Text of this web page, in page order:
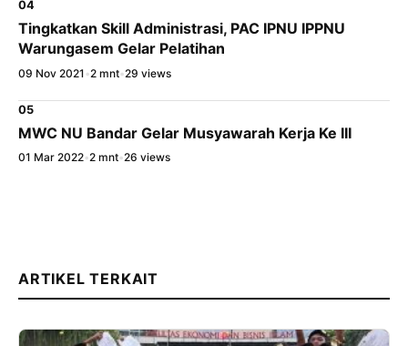
04
Tingkatkan Skill Administrasi, PAC IPNU IPPNU
Warungasem Gelar Pelatihan
09 Nov 2021 •2 mnt•29 views
05
MWC NU Bandar Gelar Musyawarah Kerja Ke III
01 Mar 2022•2 mnt•26 views
ARTIKEL TERKAIT